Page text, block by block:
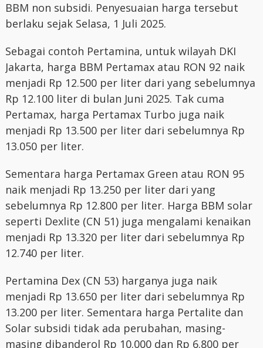
BBM non subsidi. Penyesuaian harga tersebut
berlaku sejak Selasa, 1 Juli 2025.
Sebagai contoh Pertamina, untuk wilayah DKI
Jakarta, harga BBM Pertamax atau RON 92 naik
menjadi Rp 12.500 per liter dari yang sebelumnya
Rp 12.100 liter di bulan Juni 2025. Tak cuma
Pertamax, harga Pertamax Turbo juga naik
menjadi Rp 13.500 per liter dari sebelumnya Rp
13.050 per liter.
Sementara harga Pertamax Green atau RON 95
naik menjadi Rp 13.250 per liter dari yang
sebelumnya Rp 12.800 per liter. Harga BBM solar
seperti Dexlite (CN 51) juga mengalami kenaikan
menjadi Rp 13.320 per liter dari sebelumnya Rp
12.740 per liter.
Pertamina Dex (CN 53) harganya juga naik
menjadi Rp 13.650 per liter dari sebelumnya Rp
13.200 per liter. Sementara harga Pertalite dan
Solar subsidi tidak ada perubahan, masing-
masing dibanderol Rp 10.000 dan Rp 6.800 per